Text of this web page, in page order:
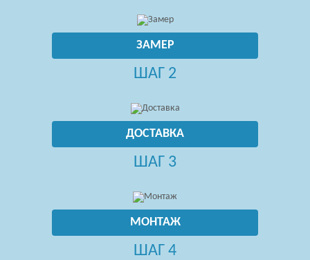
ЗАМЕР
ШАГ 2
ДОСТАВКА
ШАГ 3
МОНТАЖ
ШАГ 4